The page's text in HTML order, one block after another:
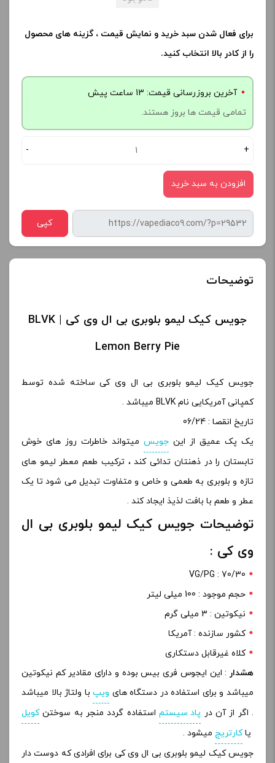
برای فعال شدن سبد خرید و نمایش قیمت ، گزینه های محصول
را از کادر بالا انتخاب کنید.
آخرین بروزرسانی قیمت: 13 ساعت پیش
تمامی قیمت ها بروز هستند.
- +
افزودن به سبد خرید
کپی
توضیحات
جویس کیک لیمو بلوبری بی ال وی کی | BLVK
Lemon Berry Pie
جویس کیک لیمو بلوبری بی ال وی کی ساخته شده توسط
کمپانی آمریکایی نام BLVK میباشد .
تاریخ انقصا : 06/24
یک پک عمیق از این جویس میتواند خاطرات روز های خوش
تابستان را در ذهنتان تدائی کند ، ترکیب طعم معطر لیمو های
تازه و بلوبری به طعمی و خاص و متفاوت تبدیل می شود تا یک
عطر و طعم با بافت لذیذ ایجاد کند .
توضیحات جویس کیک لیمو بلوبری بی ال
وی کی :
VG/PG : 70/30
حجم موجود : 100 میلی لیتر
نیکوتین : 3 میلی گرم
کشور سازنده : آمریکا
کلاه غیرقابل دستکاری
هشدار : این ایجوس فری بیس بوده و دارای مقادیر کم نیکوتین
میباشد و برای استفاده در دستگاه های ویپبا ولتاژ بالا میباشد
. اگر از آن در پاد سیستماستفاده گردد منجر به سوختنکویل
یاکارتریج میشود .
جویس کیک لیمو بلوبری بی ال وی کی برای افرادی که دوست دار